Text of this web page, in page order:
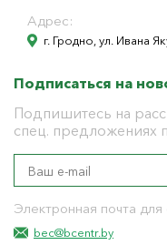
Адрес:
г. Гродно, ул. Ивана
Подписаться на
Подпишитесь на
спец. предложениях
Электронная почта для
bec@bcentr.by